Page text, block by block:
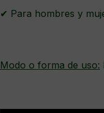
✔ Para hombres y
Modo o forma de uso: